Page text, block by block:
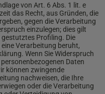
von Art. 6 Abs. 1 lit. e
das Recht, aus Gründen, die
gegen die Verarbeitung
einzulegen; dies gilt
Profiling. Die
Verarbeitung beruht,
Wenn Sie Widerspruch
Daten
können zwingende
nachweisen, die Ihre
oder die Verarbeitung